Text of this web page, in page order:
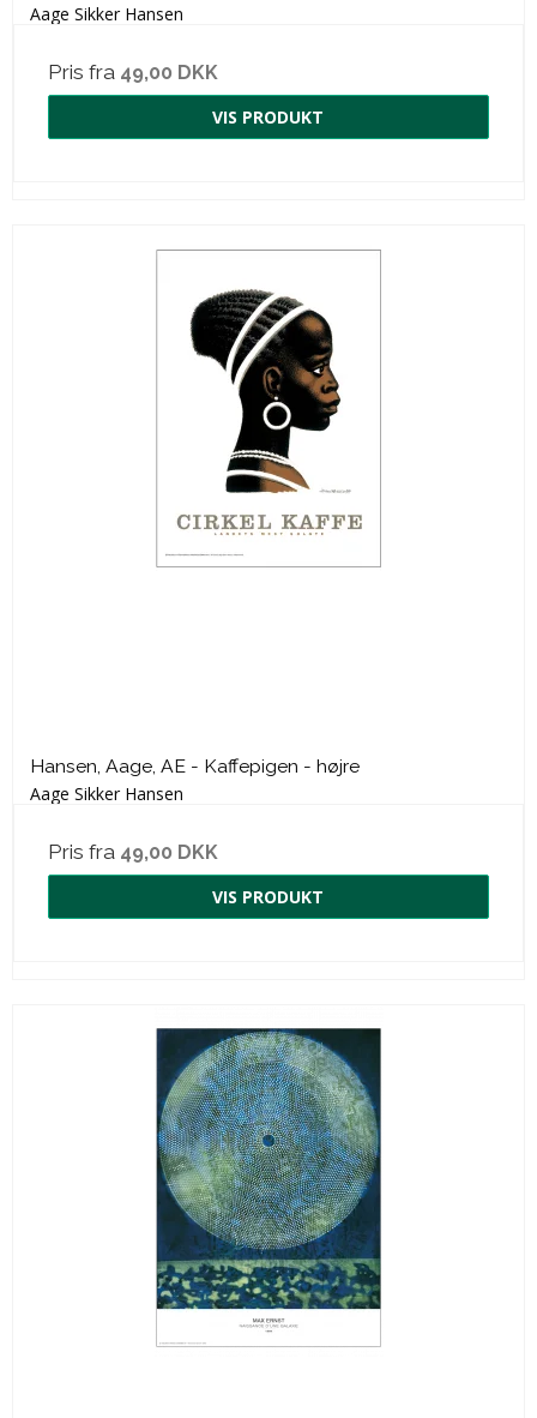
Aage Sikker Hansen
Pris fra 49,00 DKK
VIS PRODUKT
Hansen, Aage, AE - Kaffepigen - højre
Aage Sikker Hansen
Pris fra 49,00 DKK
VIS PRODUKT